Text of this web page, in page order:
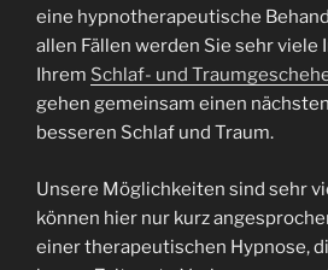
eine hypnotherapeutische
allen Fällen werden Sie sehr viele
Ihrem Schlaf- und
gehen gemeinsam einen
besseren Schlaf und Traum.
Unsere Möglichkeiten sind sehr
können hier nur kurz
einer therapeutischen Hypnose,